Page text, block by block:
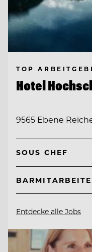
TOP
Hotel
9565 Ebene
SOUS CHEF
Entdecke alle Jobs